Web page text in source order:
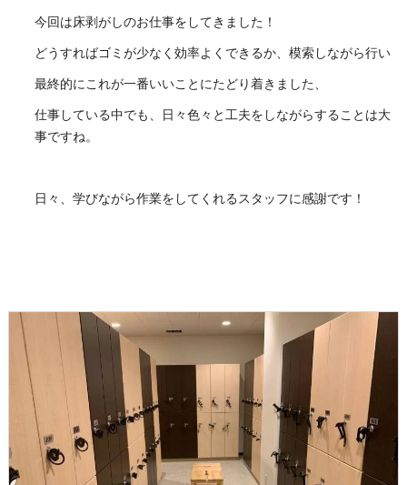
今回は床剥がしのお仕事をしてきました！
どうすればゴミが少なく効率よくできるか、模索しながら行い
最終的にこれが一番いいことにたどり着きました、
仕事している中でも、日々色々と工夫をしながらすることは大
事ですね。
日々、学びながら作業をしてくれるスタッフに感謝です！